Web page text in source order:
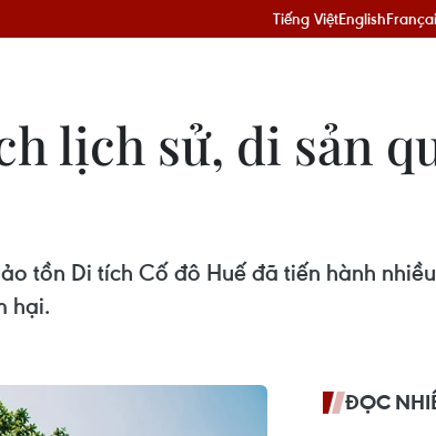
Tiếng ViệtEnglish
lịch sử, di sản
tồn Di tích Cố đô Huế đã tiến hành
hại.
ĐỌC